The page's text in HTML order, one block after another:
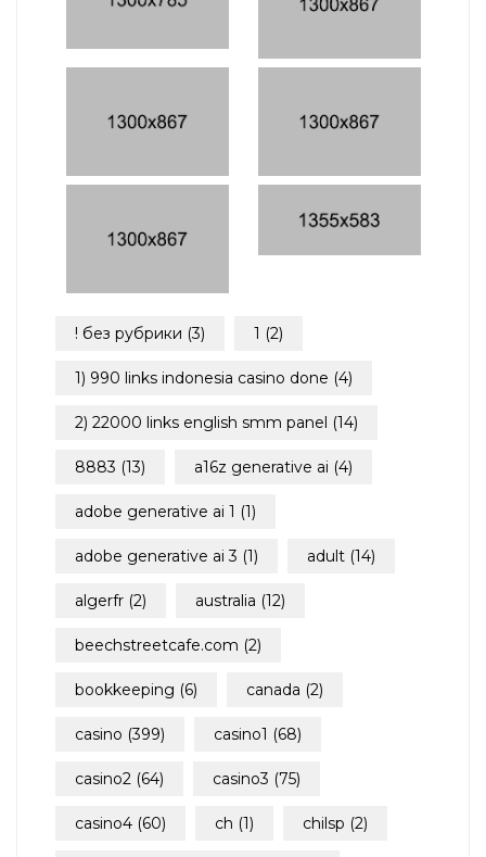
! без рубрики (3) 1 (2)
1) 990 links indonesia casino done (4)
2) 22000 links english smm panel (14)
8883 (13) a16z generative ai (4)
adobe generative ai 1 (1)
adobe generative ai 3 (1) adult (14)
algerfr (2) australia (12)
beechstreetcafe.com (2)
bookkeeping (6) canada (2)
casino (399) casino1 (68)
casino2 (64) casino3 (75)
casino4 (60) ch (1) chilsp (2)